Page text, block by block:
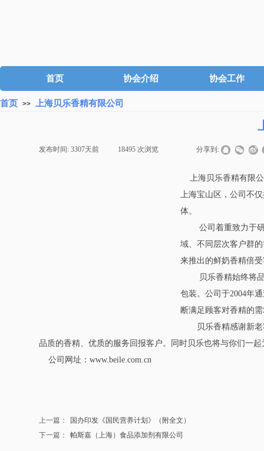
首页 协会介绍 协会工作
首页 >> 上海贝乐香精有限公司
发布时间: 3307天前 18495 次浏览 分享到:
上海贝乐香精有限
上海宝山区，公司不
体。
公司着重致力于
域、不同层次客户群
来推出的鲜奶香精倍
贝乐香精始终将
包装。公司于2004年
断满足顾客对香精的
贝乐香精感谢新老
品质的香精、优质的服务回报客户。同时贝乐也将与你们一
公司网址： www.beile.com.cn
上一篇：
国办印发《国民营养计划》（附全文）
下一篇：
帕斯嘉（上海）食品添加剂有限公司